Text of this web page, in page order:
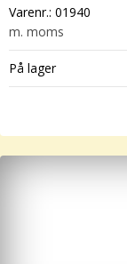
Varenr.: 01940
m. moms
På lager